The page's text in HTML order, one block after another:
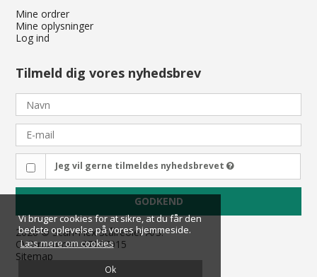
Vi bruger cookies for at sikre, at du får den
bedste oplevelse på vores hjemmeside.
Læs mere om cookies
Ok
Vi bruger cookies for at sikre, at du får den
bedste oplevelse på vores hjemmeside.
Læs mere om cookies
Ok
Mine ordrer
Mine oplysninger
Log ind
Tilmeld dig vores nyhedsbrev
Jeg vil gerne tilmeldes nyhedsbrevet
GODKEND
2026 © Scan-Flex Stålreoler A/S.
CVR-nummer: 87137015
Sitemap